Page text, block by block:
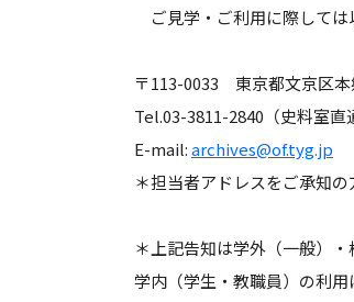
ご見学・ご利用に際しては
〒113-0033 東京都文京区
Tel.03-3811-2840（史料室直
E-mail:archives@of.tyg.jp
＊担当者アドレスをご承知の
＊上記告知は学外（一般）・
学内（学生・教職員）の利用